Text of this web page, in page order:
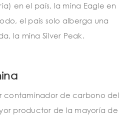
en el país, la mina Eagle en
el país solo alberga una
la mina Silver Peak.
contaminador de carbono del
productor de la mayoría de